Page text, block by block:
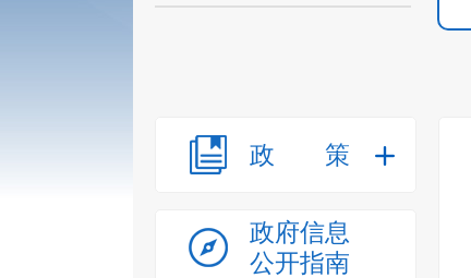
政策
政府信息
公开指南